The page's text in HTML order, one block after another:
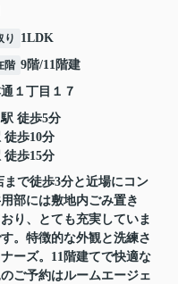
り 1LDK
階 9階/11階建
１丁目１７
駅 徒歩5分
徒歩10分
徒歩15分
で徒歩3分と近場にコン
部には敷地内ごみ置き
り、とても充実していま
。特徴的な外観と洗練さ
ーズ。11階建てで快適な
ご予約はルームエージェ